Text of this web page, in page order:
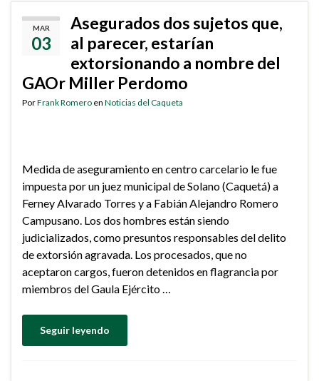
MAR
03
Asegurados dos sujetos que,
al parecer, estarían
extorsionando a nombre del
GAOr Miller Perdomo
PorFrank Romero en Noticias del Caqueta
Medida de aseguramiento en centro carcelario le fue
impuesta por un juez municipal de Solano (Caquetá) a
Ferney Alvarado Torres y a Fabián Alejandro Romero
Campusano. Los dos hombres están siendo
judicializados, como presuntos responsables del delito
de extorsión agravada. Los procesados, que no
aceptaron cargos, fueron detenidos en flagrancia por
miembros del Gaula Ejército …
Seguir leyendo